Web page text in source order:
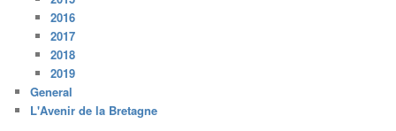
2016
2017
2018
2019
General
L'Avenir de la Bretagne